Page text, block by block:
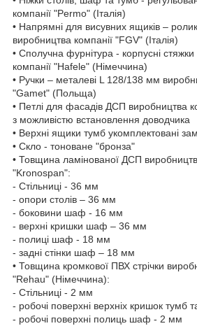
компанії "Permo" (Італія)
• Напрямні для висувних ящиків –
виробництва компанії "FGV" (Італія)
• Сполучна фурнітура - корпусні
компанії "Hafele" (Німеччина)
• Ручки – металеві L 128/138 мм
"Gamet" (Польща)
• Петлі для фасадів ДСП виробництва
з можливістю встановлення доводчика
• Верхні ящики тумб укомплектовані
• Скло - тоноване "бронза"
• Товщина ламінованої ДСП
"Kronospan":
- Стільниці - 36 мм
- опори столів – 36 мм
- боковини шаф - 16 мм
- верхні кришки шаф – 36 мм
- полиці шаф - 18 мм
- задні стінки шаф – 18 мм
• Товщина кромкової ПВХ стрічки
"Rehau" (Німеччина):
- Стільниці - 2 мм
- робочі поверхні верхніх кришок
- робочі поверхні полиць шаф - 2 мм